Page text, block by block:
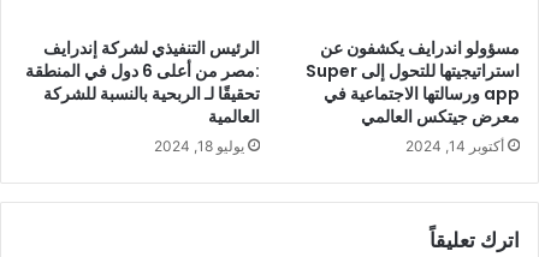
مسؤولو اندرايف يكشفون عن
استراتيجيتها للتحول إلى Super
app ورسالتها الاجتماعية في
معرض جيتكس العالمي
أكتوبر 14, 2024
الرئيس التنفيذي لشركة إندرايف
:مصر من أعلى 6 دول في المنطقة
تحقيقًا لـ الربحية بالنسبة للشركة
العالمية
يوليو 18, 2024
اترك تعليقاً